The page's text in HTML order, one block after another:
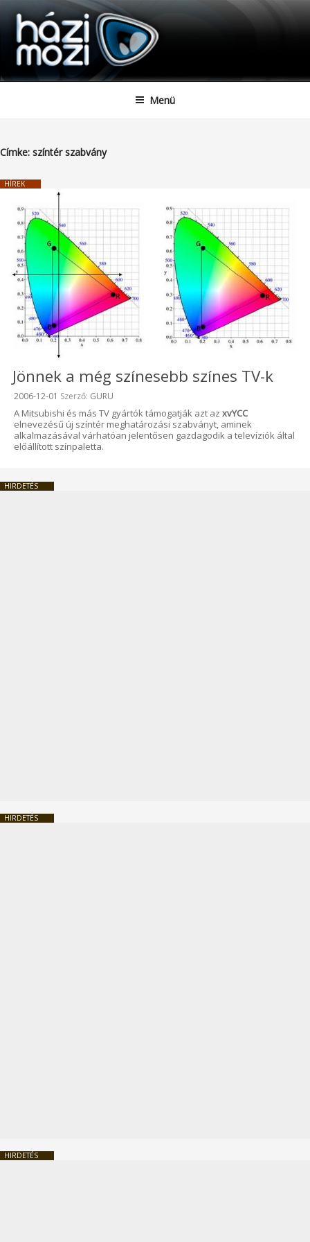
Tartalomhoz
HAZIMOZI
Menü
Címke: színtér szabvány
HÍREK
Jönnek a még színesebb színes TV-k
Beküldve:
2006-12-01 Szerző: GURU
A Mitsubishi és más TV gyártók támogatják azt az xvYCC
elnevezésű új színtér meghatározási szabványt, aminek
alkalmazásával várhatóan jelentősen gazdagodik a televíziók által
előállított színpaletta.
HIRDETÉS
HIRDETÉS
HIRDETÉS